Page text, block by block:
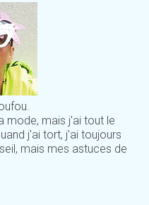
mode, mais j'ai tout le
j'ai tort, j'ai toujours
mais mes astuces de